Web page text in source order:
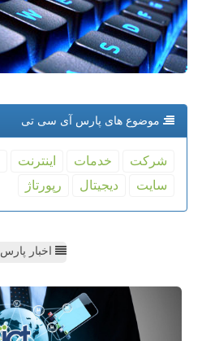
موضوع های پارس آی سی تی
شركت خدمات اینترنت
سایت
دیجیتال رپورتاژ
اخبار پارس ICT